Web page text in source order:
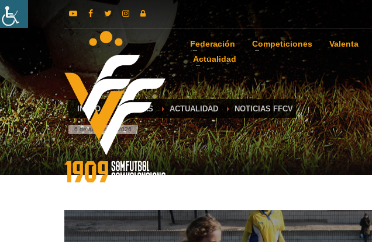
Federación Competiciones Valenta
Actualidad
INICIO NOTICIAS ACTUALIDAD NOTICIAS FFCV
6 de agosto de 2026